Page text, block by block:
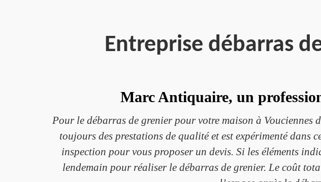
Entreprise débarras
Marc Antiquaire, un
Pour le débarras de grenier pour votre maison à
toujours des prestations de qualité et est expérimenté dans
inspection pour vous proposer un devis. Si les éléments
lendemain pour réaliser le débarras de grenier. Le coût